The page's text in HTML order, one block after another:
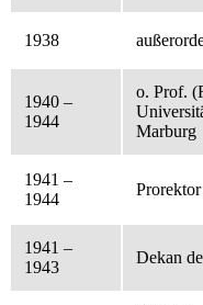
1938
1940 –
1944
o. Prof.
Marburg
1941 –
1944
1941 –
1943
Dekan